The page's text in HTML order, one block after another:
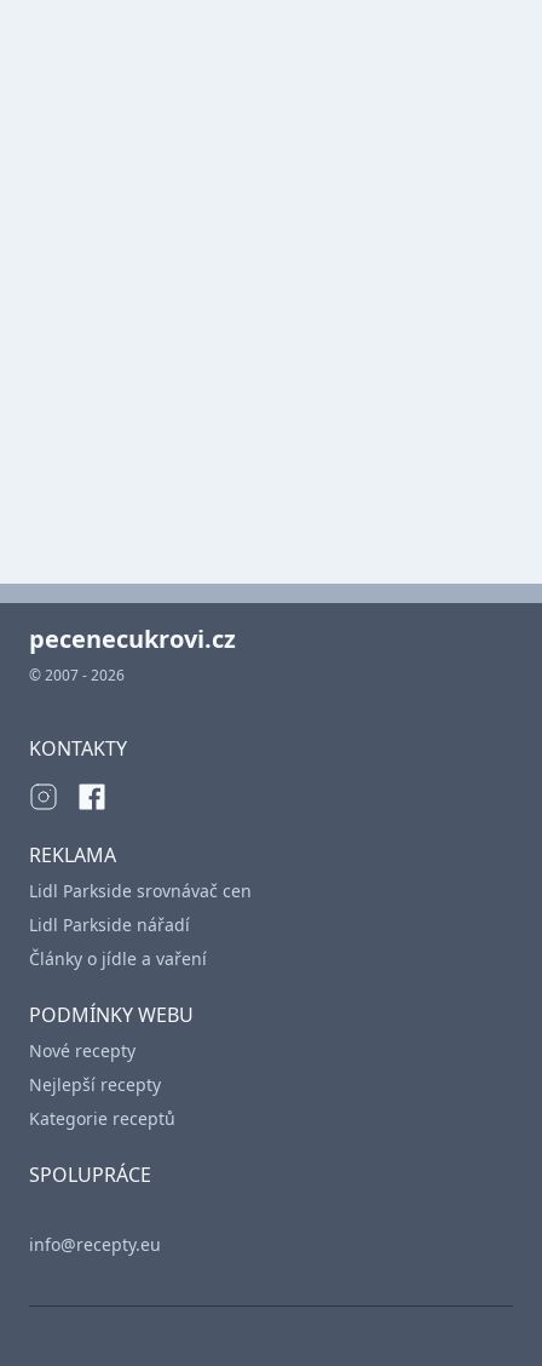
pecenecukrovi.cz
© 2007 - 2026
KONTAKTY
REKLAMA
Lidl Parkside srovnávač cen
Lidl Parkside nářadí
Články o jídle a vaření
PODMÍNKY WEBU
Nové recepty
Nejlepší recepty
Kategorie receptů
SPOLUPRÁCE
info@recepty.eu